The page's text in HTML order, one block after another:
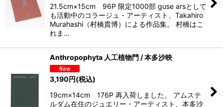
21.5cm×15cm 96P 限定1000部 guse arsとして
も活動中のコラージュ・アーティスト、Takahiro
Murahashi（村橋貴博）による作品集。 村橋はこ
れま…
Anthropophyta 人工植物門 / 本多沙映
3,190円(税込)
19cm×14cm 176P 再入荷しました。 アムステ
ルダム在住のジュエリー・アーティスト、本多沙